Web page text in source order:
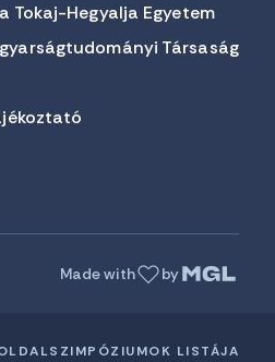
Tokaj-Hegyalja Egyetem
Társaság
Made with by
SZIMPÓZIUMOK LISTÁJA